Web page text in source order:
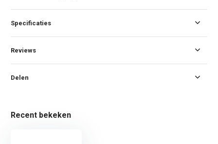
Specificaties
Reviews
Delen
Recent bekeken